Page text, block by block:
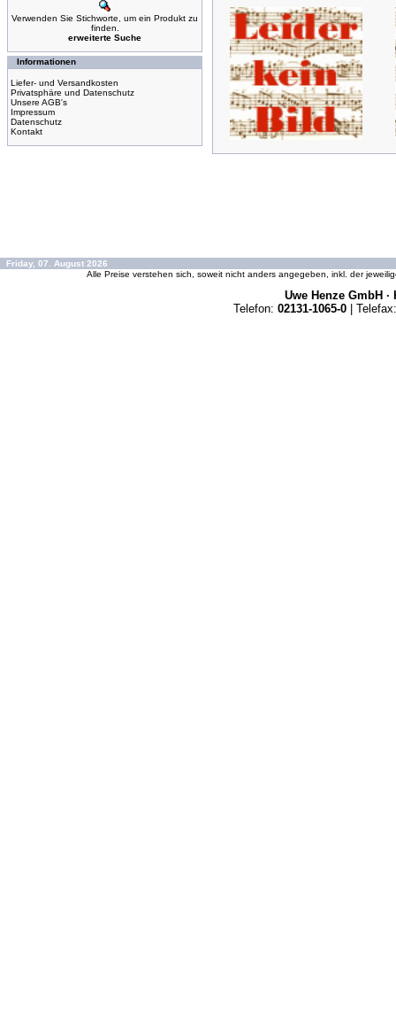
Verwenden Sie Stichworte, um ein Produkt zu
finden.
erweiterte Suche
Informationen
Liefer- und Versandkosten
Privatsphäre und Datenschutz
Unsere AGB's
Impressum
Datenschutz
Kontakt
Friday, 07. August 2026
Alle Preise verstehen sich, soweit nicht anders angegeben, inkl. der
Uwe Henze GmbH ·
Telefon: 02131-1065-0 | Telefax: